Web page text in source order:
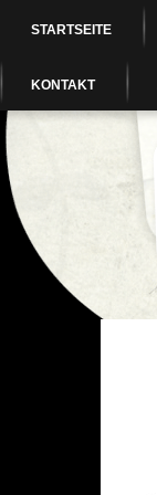
STARTSEITE
KONTAKT